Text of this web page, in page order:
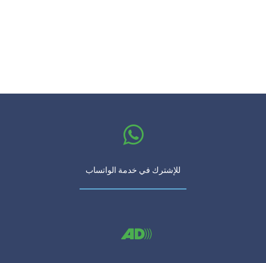
للإشترك في خدمة الواتساب